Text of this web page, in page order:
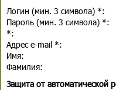
Логин (мин. 3 символа) *:
Пароль (мин. 3 символа) *:
*:
Адрес e-mail *:
Имя:
Фамилия:
Защита от автоматической